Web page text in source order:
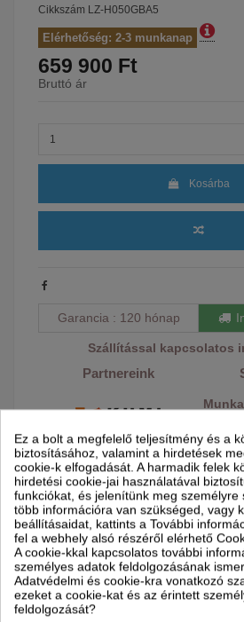
Cikkszám LZ-H050GBA5
Elérhetőség: 2-3 munkanap
659 900 Ft
Bruttó ár
Kosárba
Garancia 120 hónap
Szállítással kapcsolatos
Partnereink
Leírás
Ez a bolt a megfelelő teljesítmény és a
biztosításához, valamint a hirdetések
cookie-k elfogadását. A harmadik felek
hirdetési cookie-jai használatával
funkciókat, és jelenítünk meg személyre
több információra van szükséged, vagy
beállításaidat, kattints a További
fel a webhely alsó részéről elérhető
A cookie-kkal kapcsolatos további
személyes adatok feldolgozásának
Adatvédelmi és cookie-kra vonatkozó
ezeket a cookie-kat és az érintett
feldolgozását?